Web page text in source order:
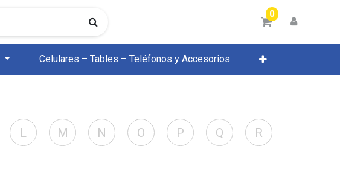
0
Celulares – Tables – Teléfonos y Accesorios
L M N O P Q R